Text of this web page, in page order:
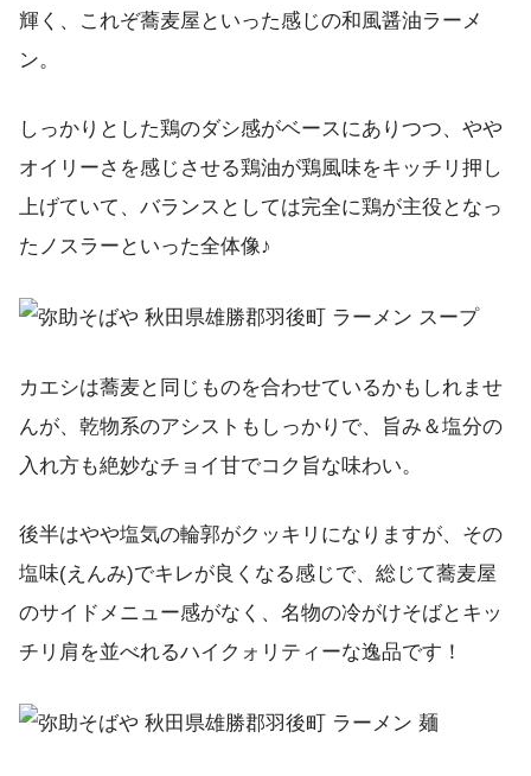
輝く、これぞ蕎麦屋といった感じの和風醤油ラーメ
ン。
しっかりとした鶏のダシ感がベースにありつつ、やや
オイリーさを感じさせる鶏油が鶏風味をキッチリ押し
上げていて、バランスとしては完全に鶏が主役となっ
たノスラーといった全体像♪
カエシは蕎麦と同じものを合わせているかもしれませ
んが、乾物系のアシストもしっかりで、旨み＆塩分の
入れ方も絶妙なチョイ甘でコク旨な味わい。
後半はやや塩気の輪郭がクッキリになりますが、その
塩味(えんみ)でキレが良くなる感じで、総じて蕎麦屋
のサイドメニュー感がなく、名物の冷がけそばとキッ
チリ肩を並べれるハイクォリティーな逸品です！